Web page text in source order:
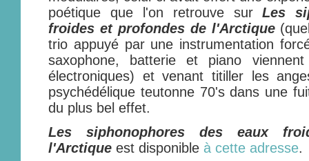
poétique que l'on retrouve surLes
froides et profondes de l'Arctique
trio appuyé par une instrumentation
saxophone, batterie et piano
électroniques) et venant titiller les
psychédélique teutonne 70's dans une
du plus bel effet.
Les siphonophores des eaux
l'Arctique est disponible à cette adresse.